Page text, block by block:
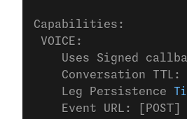
Capabilities:
VOICE:
Uses Signed
    Conversation TTL:
    Leg Persistence
Event URL: [POST]